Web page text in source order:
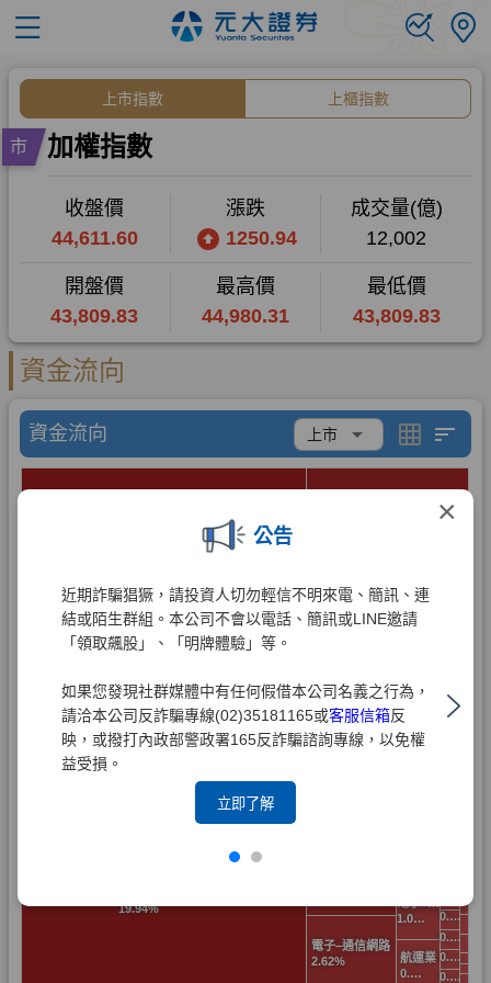
×
公告
近期詐騙猖獗，請投資人切勿輕信不明來電、簡訊、連
結或陌生群組。本公司不會以電話、簡訊或LINE邀請
「領取飆股」、「明牌體驗」等。
如果您發現社群媒體中有任何假借本公司名義之行為，
請洽本公司反詐騙專線(02)35181165或客服信箱反
映，或撥打內政部警政署165反詐騙諮詢專線，以免權
益受損。
立即了解